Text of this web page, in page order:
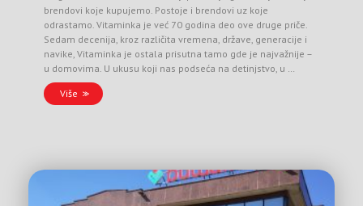
brendovi koje kupujemo. Postoje i brendovi uz koje
odrastamo. Vitaminka je već 70 godina deo ove druge priče.
Sedam decenija, kroz različita vremena, države, generacije i
navike, Vitaminka je ostala prisutna tamo gde je najvažnije –
u domovima. U ukusu koji nas podseća na detinjstvo, u …
Više